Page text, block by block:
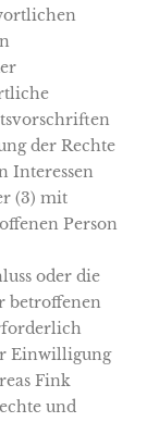
der Rechte
Interessen
(3) mit
Person
oder die
betroffenen
Einwilligung
Fink
und